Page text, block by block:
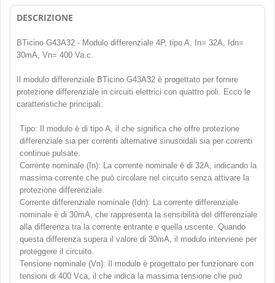
DESCRIZIONE
BTicino G43A32 - Modulo differenziale 4P, tipo A, In= 32A, Idn=
30mA, Vn= 400 Va.c.
Il modulo differenziale BTicino G43A32 è progettato per fornire
protezione differenziale in circuiti elettrici con quattro poli. Ecco le
caratteristiche principali:
Tipo: Il modulo è di tipo A, il che significa che offre protezione
differenziale sia per correnti alternative sinusoidali sia per correnti
continue pulsate.
Corrente nominale (In): La corrente nominale è di 32A, indicando la
massima corrente che può circolare nel circuito senza attivare la
protezione differenziale.
Corrente differenziale nominale (Idn): La corrente differenziale
nominale è di 30mA, che rappresenta la sensibilità del differenziale
alla differenza tra la corrente entrante e quella uscente. Quando
questa differenza supera il valore di 30mA, il modulo interviene per
proteggere il circuito.
Tensione nominale (Vn): Il modulo è progettato per funzionare con
tensioni di 400 Vca, il che indica la massima tensione che può